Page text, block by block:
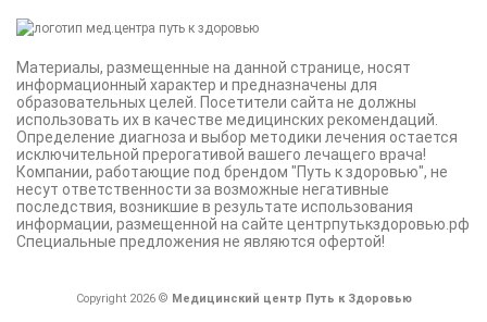
Материалы, размещенные на данной странице, носят
информационный характер и предназначены для
образовательных целей. Посетители сайта не должны
использовать их в качестве медицинских рекомендаций.
Определение диагноза и выбор методики лечения остается
исключительной прерогативой вашего лечащего врача!
Компании, работающие под брендом "Путь к здоровью", не
несут ответственности за возможные негативные
последствия, возникшие в результате использования
информации, размещенной на сайте центрпутькздоровью.рф
Специальные предложения не являются офертой!
Copyright 2026 © Медицинский центр Путь к Здоровью